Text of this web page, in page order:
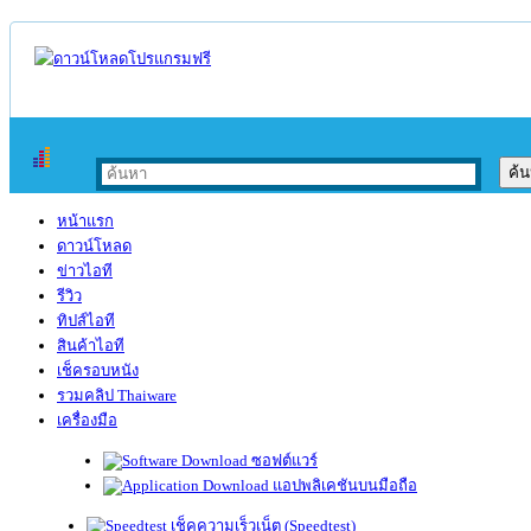
หน้าแรก
ดาวน์โหลด
ข่าวไอที
รีวิว
ทิปส์ไอที
สินค้าไอที
เช็ครอบหนัง
รวมคลิป Thaiware
เครื่องมือ
ซอฟต์แวร์
แอปพลิเคชันบนมือถือ
เช็คความเร็วเน็ต (Speedtest)